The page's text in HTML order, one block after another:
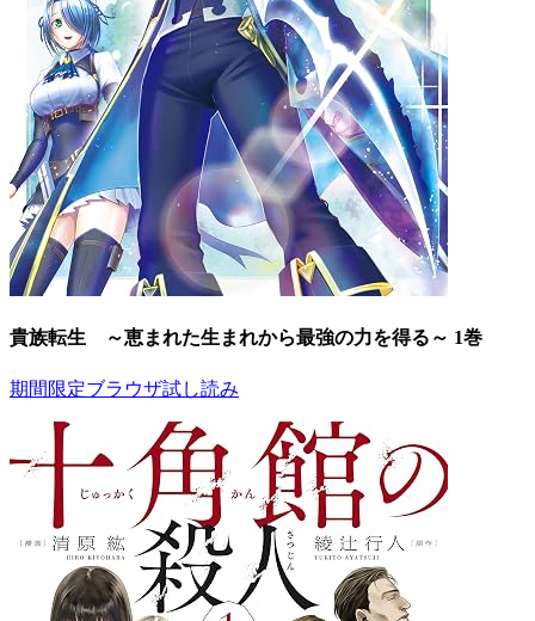
貴族転生 ～恵まれた生まれから最強の力を得る～ 1巻
期間限定ブラウザ試し読み